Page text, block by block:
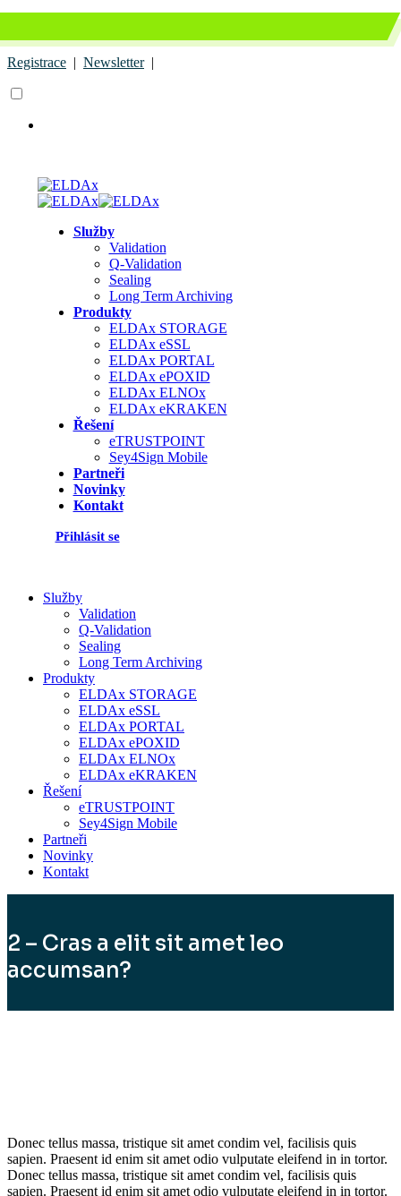
Registrace | Newsletter|
Služby
Validation
Q-Validation
Sealing
Long Term Archiving
Produkty
ELDAx STORAGE
ELDAx eSSL
ELDAx PORTAL
ELDAx ePOXID
ELDAx ELNOx
ELDAx eKRAKEN
Řešení
eTRUSTPOINT
Sey4Sign Mobile
Partneři
Novinky
Kontakt
Přihlásit se
Služby
Validation
Q-Validation
Sealing
Long Term Archiving
Produkty
ELDAx STORAGE
ELDAx eSSL
ELDAx PORTAL
ELDAx ePOXID
ELDAx ELNOx
ELDAx eKRAKEN
Řešení
eTRUSTPOINT
Sey4Sign Mobile
Partneři
Novinky
Kontakt
2 – Cras a elit sit amet leo
accumsan?
Donec tellus massa, tristique sit amet condim vel, facilisis quis
sapien. Praesent id enim sit amet odio vulputate eleifend in in tortor.
Donec tellus massa, tristique sit amet condim vel, facilisis quis
sapien. Praesent id enim sit amet odio vulputate eleifend in in tortor.